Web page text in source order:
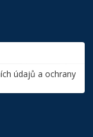
údajů a ochrany